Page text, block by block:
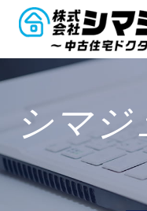
シマ